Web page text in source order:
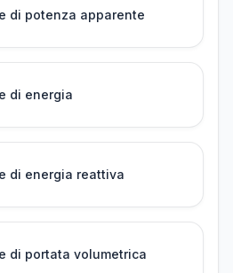
di potenza apparente
di energia
di energia reattiva
di portata volumetrica